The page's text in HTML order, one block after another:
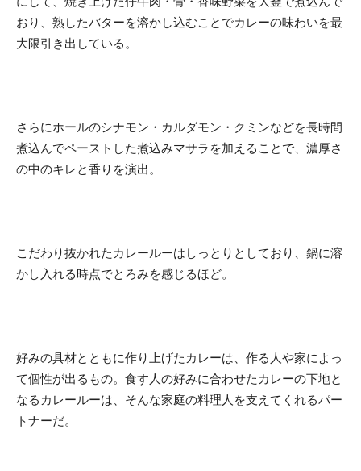
おり、熟したバターを溶かし込むことでカレーの味わいを最
大限引き出している。
さらにホールのシナモン・カルダモン・クミンなどを長時間
煮込んでペーストした煮込みマサラを加えることで、濃厚さ
の中のキレと香りを演出。
こだわり抜かれたカレールーはしっとりとしており、鍋に溶
かし入れる時点でとろみを感じるほど。
好みの具材とともに作り上げたカレーは、作る人や家によっ
て個性が出るもの。食す人の好みに合わせたカレーの下地と
なるカレールーは、そんな家庭の料理人を支えてくれるパー
トナーだ。